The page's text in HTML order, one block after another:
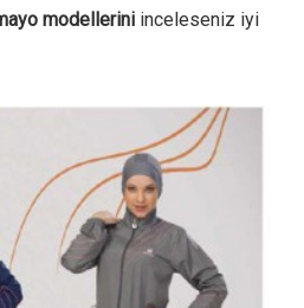
modellerini inceleseniz iyi